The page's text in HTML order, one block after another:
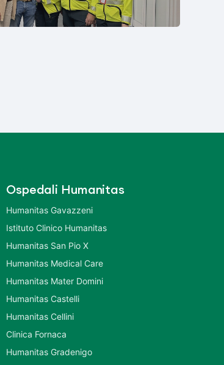
Ospedali Humanitas
Humanitas Gavazzeni
Istituto Clinico Humanitas
Humanitas San Pio X
Humanitas Medical Care
Humanitas Mater Domini
Humanitas Castelli
Humanitas Cellini
Clinica Fornaca
Humanitas Gradenigo